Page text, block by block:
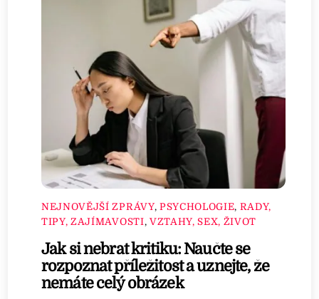
NEJNOVĚJŠÍ ZPRÁVY, PSYCHOLOGIE, RADY,
TIPY, ZAJÍMAVOSTI, VZTAHY, SEX, ŽIVOT
Jak si nebrat kritiku: Naučte se
rozpoznat příležitost a uznejte, že
nemáte celý obrázek